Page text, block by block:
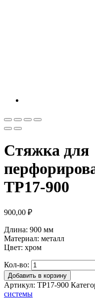
Стяжка для
TP17-900
900,00 ₽
Длина: 900 мм
Материал: металл
Цвет: хром
Кол-во:
Добавить в корзину
Артикул: TP17-900
системы